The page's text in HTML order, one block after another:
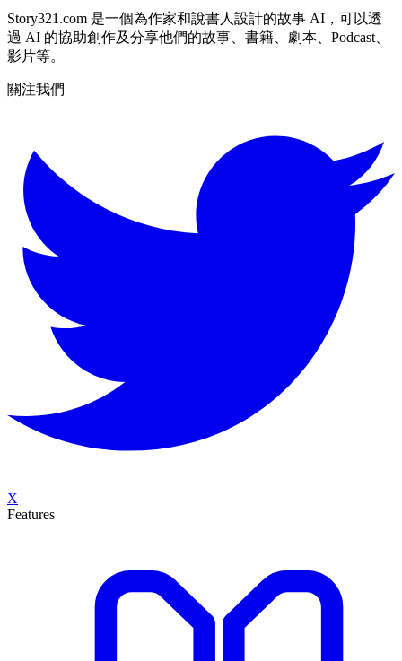
Story321.com 是一個為作家和說書人設計的故事 AI，可以透
過 AI 的協助創作及分享他們的故事、書籍、劇本、Podcast、
影片等。
關注我們
X
Features